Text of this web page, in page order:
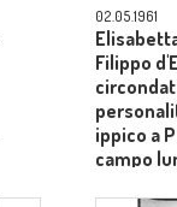
02.05.1961
Filippo
ippico a
campo